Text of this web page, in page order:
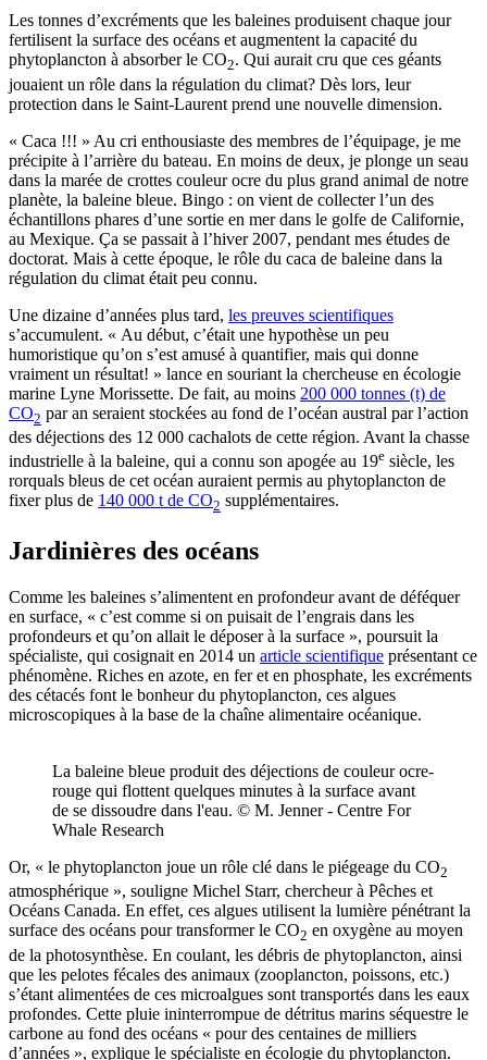
Les tonnes d’excréments que les baleines produisent chaque jour
fertilisent la surface des océans et augmentent la capacité du
phytoplancton à absorber le CO2. Qui aurait cru que ces géants
jouaient un rôle dans la régulation du climat? Dès lors, leur
protection dans le Saint-Laurent prend une nouvelle dimension.
« Caca !!! » Au cri enthousiaste des membres de l’équipage, je me
précipite à l’arrière du bateau. En moins de deux, je plonge un seau
dans la marée de crottes couleur ocre du plus grand animal de notre
planète, la baleine bleue. Bingo : on vient de collecter l’un des
échantillons phares d’une sortie en mer dans le golfe de Californie,
au Mexique. Ça se passait à l’hiver 2007, pendant mes études de
doctorat. Mais à cette époque, le rôle du caca de baleine dans la
régulation du climat était peu connu.
Une dizaine d’années plus tard, les preuves scientifiques
s’accumulent. « Au début, c’était une hypothèse un peu
humoristique qu’on s’est amusé à quantifier, mais qui donne
vraiment un résultat! » lance en souriant la chercheuse en écologie
marine Lyne Morissette. De fait, au moins 200 000 tonnes (t) de
CO2 par an seraient stockées au fond de l’océan austral par l’action
des déjections des 12 000 cachalots de cette région. Avant la chasse
industrielle à la baleine, qui a connu son apogée au 19e siècle, les
rorquals bleus de cet océan auraient permis au phytoplancton de
fixer plus de 140 000 t de CO2 supplémentaires.
Jardinières des océans
Comme les baleines s’alimentent en profondeur avant de déféquer
en surface, « c’est comme si on puisait de l’engrais dans les
profondeurs et qu’on allait le déposer à la surface », poursuit la
spécialiste, qui cosignait en 2014 un article scientifique présentant ce
phénomène. Riches en azote, en fer et en phosphate, les excréments
des cétacés font le bonheur du phytoplancton, ces algues
microscopiques à la base de la chaîne alimentaire océanique.
La baleine bleue produit des déjections de couleur ocre-
rouge qui flottent quelques minutes à la surface avant
de se dissoudre dans l'eau. © M. Jenner - Centre For
Whale Research
Or, « le phytoplancton joue un rôle clé dans le piégeage du CO2
atmosphérique », souligne Michel Starr, chercheur à Pêches et
Océans Canada. En effet, ces algues utilisent la lumière pénétrant la
surface des océans pour transformer le CO2 en oxygène au moyen
de la photosynthèse. En coulant, les débris de phytoplancton, ainsi
que les pelotes fécales des animaux (zooplancton, poissons, etc.)
s’étant alimentées de ces microalgues sont transportés dans les eaux
profondes. Cette pluie ininterrompue de détritus marins séquestre le
carbone au fond des océans « pour des centaines de milliers
d’années », explique le spécialiste en écologie du phytoplancton.